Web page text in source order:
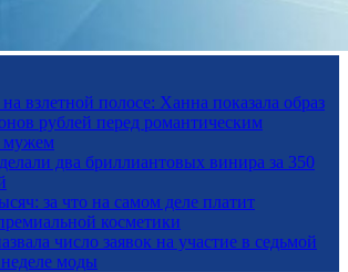
взлетной полосе: Ханна показала образ
рублей перед романтическим
мужем
два бриллиантовых винира за 350
за что на самом деле платит
косметики
число заявок на участие в седьмой
моды